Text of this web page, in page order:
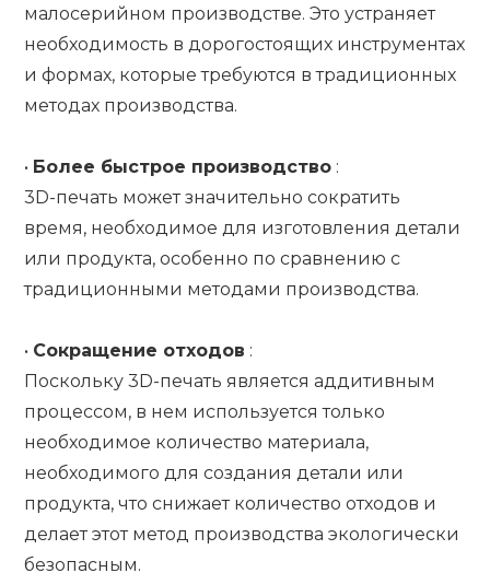
малосерийном производстве. Это устраняет
необходимость в дорогостоящих инструментах
и ​​формах, которые требуются в традиционных
методах производства.
• Более быстрое производство :
3D-печать может значительно сократить
время, необходимое для изготовления детали
или продукта, особенно по сравнению с
традиционными методами производства.
• Сокращение отходов :
Поскольку 3D-печать является аддитивным
процессом, в нем используется только
необходимое количество материала,
необходимого для создания детали или
продукта, что снижает количество отходов и
делает этот метод производства экологически
безопасным.